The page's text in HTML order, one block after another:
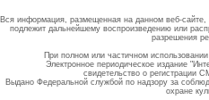
Вся информация, размещенная на данном веб-сайте,
подлежит дальнейшему воспроизведению или
разрешения
При полном или частичном
Электронное периодическое издание
свидетельство о регистрации
Выдано Федеральной службой по надзору за
охране